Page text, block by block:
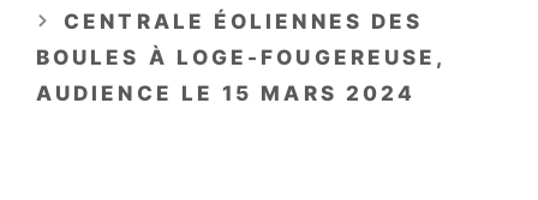
CENTRALE ÉOLIENNES DES
BOULES À LOGE-FOUGEREUSE,
AUDIENCE LE 15 MARS 2024